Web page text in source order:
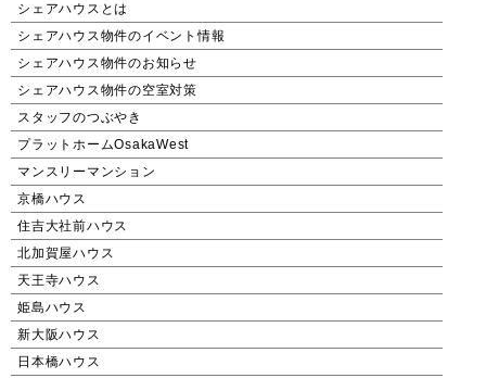
シェアハウスとは
シェアハウス物件のイベント情報
シェアハウス物件のお知らせ
シェアハウス物件の空室対策
スタッフのつぶやき
プラットホームOsakaWest
マンスリーマンション
京橋ハウス
住吉大社前ハウス
北加賀屋ハウス
天王寺ハウス
姫島ハウス
新大阪ハウス
日本橋ハウス